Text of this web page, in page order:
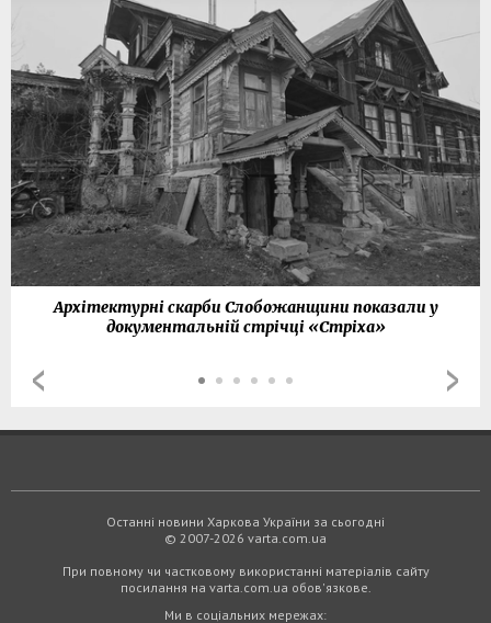
Архітектурні скарби Слобожанщини показали у
документальній стрічці «Стріха»
Останні новини Харкова України за сьогодні
© 2007-2026 varta.com.ua
При повному чи частковому використанні матеріалів сайту
посилання на varta.com.ua обов'язкове.
Ми в соціальних мережах: